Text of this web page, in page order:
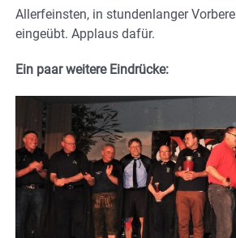
Allerfeinsten, in stundenlanger
eingeübt. Applaus dafür.
Ein paar weitere Eindrücke: